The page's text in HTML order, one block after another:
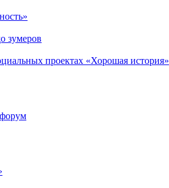
зумеров
проектах «Хорошая история»